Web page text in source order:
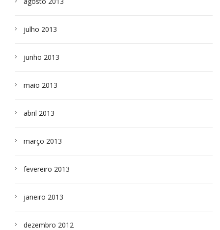
julho 2013
junho 2013
maio 2013
abril 2013
março 2013
fevereiro 2013
janeiro 2013
dezembro 2012